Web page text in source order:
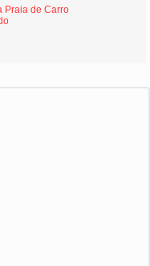
Praia de Carro